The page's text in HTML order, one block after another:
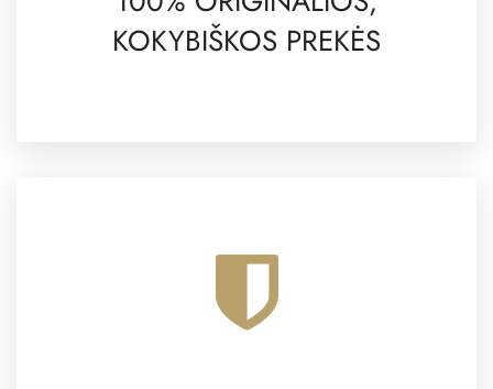
KOKYBIŠKOS PREKĖS